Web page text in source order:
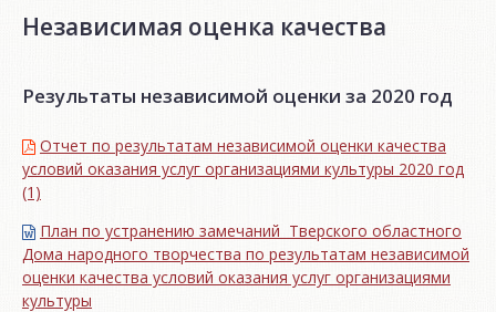
Независимая оценка качества
Результаты независимой оценки за 2020 год
Отчет по результатам независимой оценки качества
условий оказания услуг организациями культуры 2020 год
(1)
План по устранению замечаний Тверского областного
Дома народного творчества по результатам независимой
оценки качества условий оказания услуг организациями
культуры